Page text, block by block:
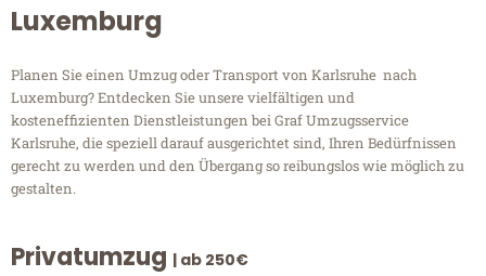
Luxemburg
Planen Sie einen Umzug oder Transport von Karlsruhe nach
Luxemburg? Entdecken Sie unsere vielfältigen und
kosteneffizienten Dienstleistungen bei Graf Umzugsservice
Karlsruhe, die speziell darauf ausgerichtet sind, Ihren Bedürfnissen
gerecht zu werden und den Übergang so reibungslos wie möglich zu
gestalten.
Privatumzug | ab 250€